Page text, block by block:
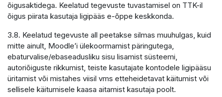
õigusaktidega. Keelatud tegevuste tuvastamisel on TTK-il
õigus piirata kasutaja ligipääs e-õppe keskkonda.
3.8. Keelatud tegevuste all peetakse silmas muuhulgas, kuid
mitte ainult, Moodle’i ülekoormamist päringutega,
ebaturvalise/ebaseadusliku sisu lisamist süsteemi,
autoriõiguste rikkumist, teiste kasutajate kontodele ligipääsu
üritamist või mistahes viisil vms etteheidetavat käitumist või
sellisele käitumisele kaasa aitamist kasutaja poolt.